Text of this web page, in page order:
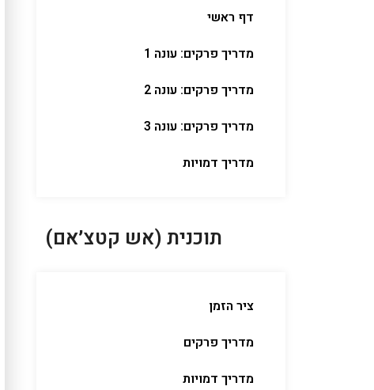
דף ראשי
מדריך פרקים: עונה 1
מדריך פרקים: עונה 2
מדריך פרקים: עונה 3
מדריך דמויות
תוכנית (אש קטצ׳אם)
ציר הזמן
מדריך פרקים
מדריך דמויות